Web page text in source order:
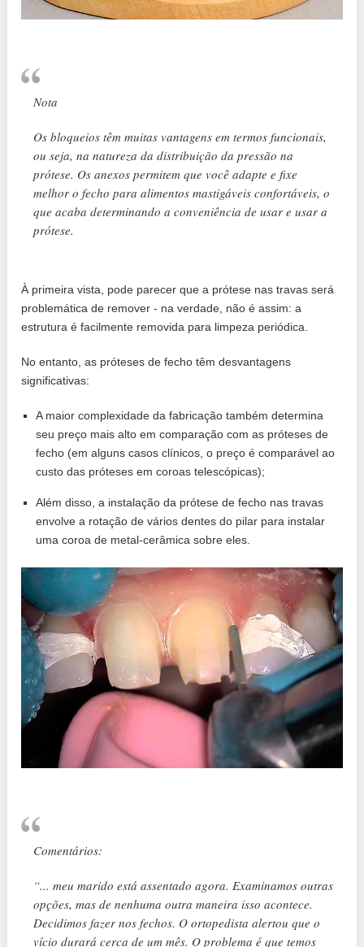
Nota
Os bloqueios têm muitas vantagens em termos funcionais,
ou seja, na natureza da distribuição da pressão na
prótese. Os anexos permitem que você adapte e fixe
melhor o fecho para alimentos mastigáveis ​​confortáveis, o
que acaba determinando a conveniência de usar e usar a
prótese.
À primeira vista, pode parecer que a prótese nas travas será
problemática de remover - na verdade, não é assim: a
estrutura é facilmente removida para limpeza periódica.
No entanto, as próteses de fecho têm desvantagens
significativas:
A maior complexidade da fabricação também determina
seu preço mais alto em comparação com as próteses de
fecho (em alguns casos clínicos, o preço é comparável ao
custo das próteses em coroas telescópicas);
Além disso, a instalação da prótese de fecho nas travas
envolve a rotação de vários dentes do pilar para instalar
uma coroa de metal-cerâmica sobre eles.
Comentários:
“... meu marido está assentado agora. Examinamos outras
opções, mas de nenhuma outra maneira isso acontece.
Decidimos fazer nos fechos. O ortopedista alertou que o
vício durará cerca de um mês. O problema é que temos